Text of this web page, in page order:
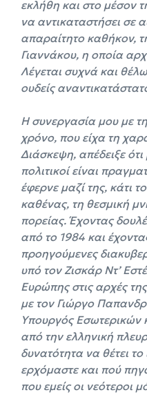
εκλήθη και στο μέσον
να αντικαταστήσει σε
απαραίτητο καθήκον,
Γιαννάκου, η οποία
Λέγεται συχνά και
ουδείς
Η συνεργασία μου με
χρόνο, που είχα τη
Διάσκεψη, απέδειξε
πολιτικοί είναι
έφερνε μαζί της, κάτι
καθένας, τη θεσμική
πορείας. Έχοντας
από το 1984 και
προηγούμενες
υπό τον Ζισκάρ Ντ’
Ευρώπης στις αρχές
με τον Γιώργο
Υπουργός Εσωτερικών
από την ελληνική
δυνατότητα να θέτει
ερχόμαστε και πού
που εμείς οι νεότεροι